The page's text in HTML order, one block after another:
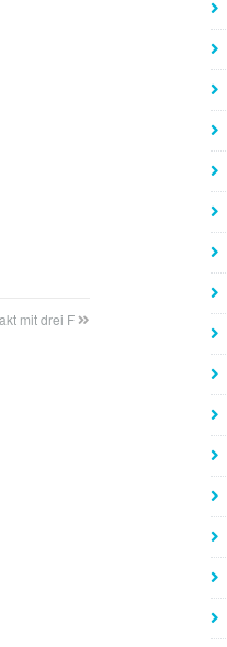
mit drei F